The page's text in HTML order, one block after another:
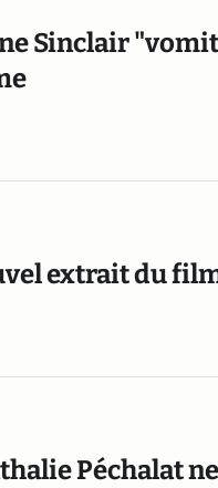
Sinclair
extrait du
Péchalat